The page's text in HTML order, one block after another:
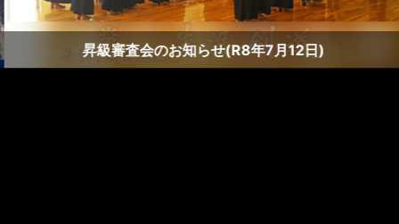
昇級審査会のお知らせ(R8年7月12日)